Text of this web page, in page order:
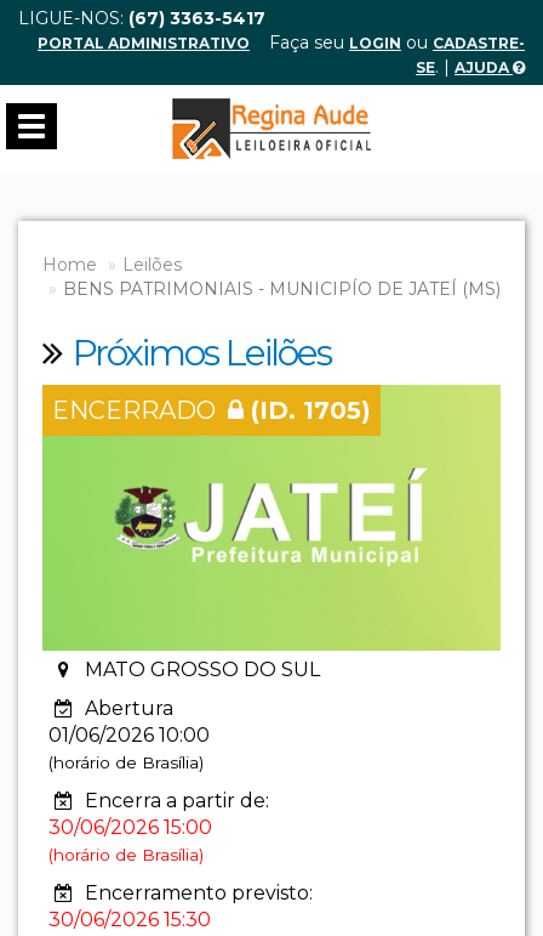
LIGUE-NOS: (67) 3363-5417
PORTAL ADMINISTRATIVO Faça seu LOGIN ou CADASTRE-
SE. | AJUDA
Toggle
navigation
Home
Leilões
BENS PATRIMONIAIS - MUNICIPÍO DE JATEÍ (MS)
Próximos Leilões
ENCERRADO (ID. 1705)
MATO GROSSO DO SUL
Abertura
01/06/2026 10:00
(horário de Brasília)
Encerra a partir de:
30/06/2026 15:00
(horário de Brasília)
Encerramento previsto:
30/06/2026 15:30